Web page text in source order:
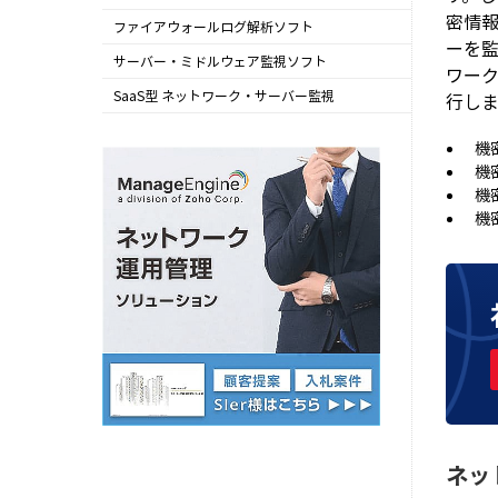
Network Configuration Manager
ファイアウォールログ解析ソフト
Firewall Analyzer
サーバー・ミドルウェア監視ソフト
Applications Manager
SaaS型 ネットワーク・サーバー監視
密情
ーを
ワー
行し
機
機
機
機
ネッ